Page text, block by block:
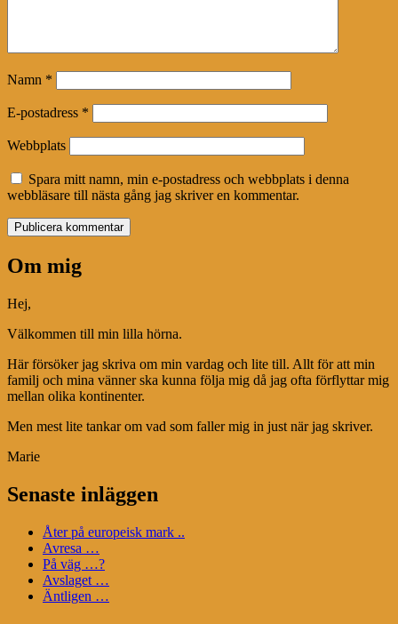
Namn *
E-postadress *
Webbplats
Spara mitt namn, min e-postadress och webbplats i denna
webbläsare till nästa gång jag skriver en kommentar.
Om mig
Hej,
Välkommen till min lilla hörna.
Här försöker jag skriva om min vardag och lite till. Allt för att min
familj och mina vänner ska kunna följa mig då jag ofta förflyttar mig
mellan olika kontinenter.
Men mest lite tankar om vad som faller mig in just när jag skriver.
Marie
Senaste inläggen
Åter på europeisk mark ..
Avresa …
På väg …?
Avslaget …
Äntligen …